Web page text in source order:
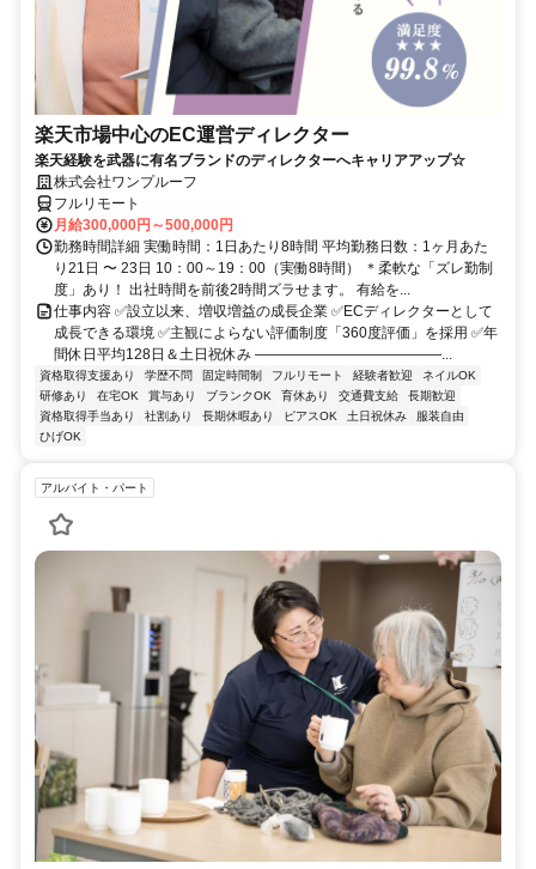
楽天市場中心のEC運営ディレクター
楽天経験を武器に有名ブランドのディレクターへキャリアアップ☆
株式会社ワンプルーフ
フルリモート
月給300,000円～500,000円
勤務時間詳細 実働時間：1日あたり8時間 平均勤務日数：1ヶ月あた
り21日 〜 23日 10：00～19：00（実働8時間） ＊柔軟な「ズレ勤制
度」あり！ 出社時間を前後2時間ズラせます。 有給を...
仕事内容 ✅設立以来、増収増益の成長企業 ✅ECディレクターとして
成長できる環境 ✅主観によらない評価制度「360度評価」を採用 ✅年
間休日平均128日＆土日祝休み ―――――――――――――...
資格取得支援あり 学歴不問 固定時間制 フルリモート 経験者歓迎
ネイルOK
研修あり
在宅OK 賞与あり ブランクOK 育休あり 交通費支給
長期歓迎
資格取得手当あり
社割あり 長期休暇あり ピアスOK 土日祝休み
服装自由
ひげOK
アルバイト・パート